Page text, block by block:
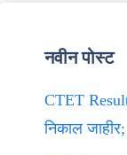
नवीन पोस्ट
CTET Result
निकाल